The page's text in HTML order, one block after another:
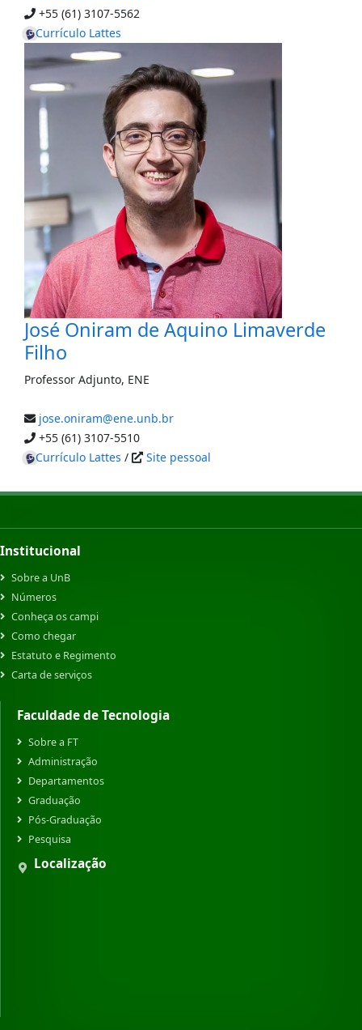
+55 (61) 3107-5562
Currículo Lattes
José Oniram de Aquino Limaverde
Filho
Professor Adjunto, ENE
jose.oniram@ene.unb.br
+55 (61) 3107-5510
Currículo Lattes / Site pessoal
Institucional
Sobre a UnB
Números
Conheça os campi
Como chegar
Estatuto e Regimento
Carta de serviços
Faculdade de Tecnologia
Sobre a FT
Administração
Departamentos
Graduação
Pós-Graduação
Pesquisa
Localização